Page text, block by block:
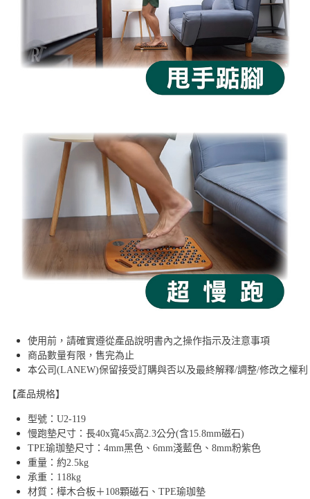
使用前，請確實遵從產品說明書內之操作指示及注意事項
商品數量有限，售完為止
本公司(LANEW)保留接受訂購與否以及最終解釋/調整/修改之權利
【產品規格】
型號：U2-119
慢跑墊尺寸：長40x寬45x高2.3公分(含15.8mm磁石)
TPE瑜珈墊尺寸：4mm黑色、6mm淺藍色、8mm粉紫色
重量：約2.5kg
承重：118kg
材質：樺木合板＋108顆磁石、TPE瑜珈墊